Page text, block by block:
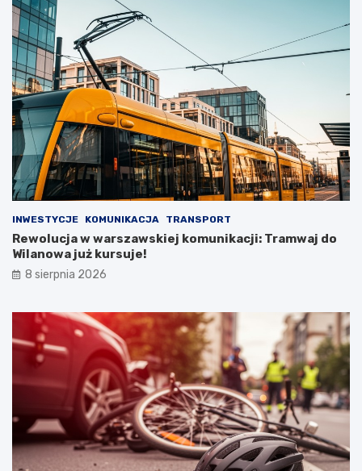
INWESTYCJE KOMUNIKACJA TRANSPORT
Rewolucja w warszawskiej komunikacji: Tramwaj do
Wilanowa już kursuje!
8 sierpnia 2026